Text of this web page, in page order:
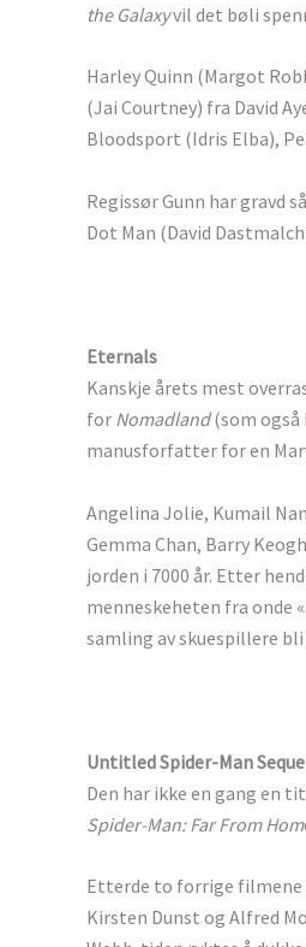
the Galaxyvil det bøli
Harley Quinn (Margot
(Jai Courtney) fra David
Bloodsport (Idris Elba),
Regissør Gunn har gravd
Dot Man (David
Eternals
Kanskje årets mest
for Nomadland(som også
manusforfatter for en
Angelina Jolie, Kumail
Gemma Chan, Barry
jorden i 7000 år. Etter
menneskeheten fra onde
samling av skuespillere
Untitled Spider-Man
Den har ikke en gang en
Spider-Man: Far From Hom
Etterde to forrige filmene
Kirsten Dunst og Alfred